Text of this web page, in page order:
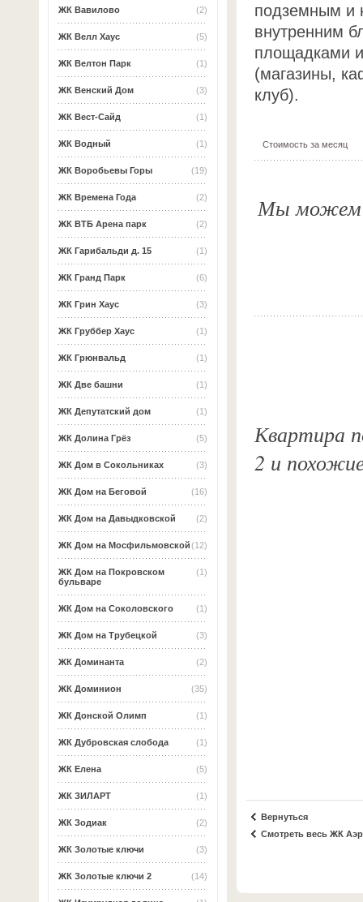
(2)
ЖК Вавилово
(5)
ЖК Велл Хаус
(1)
ЖК Велтон Парк
(3)
ЖК Венский Дом
(1)
ЖК Вест-Сайд
(1)
ЖК Водный
(19)
ЖК Воробьевы Горы
(2)
ЖК Времена Года
(2)
ЖК ВТБ Арена парк
(1)
ЖК Гарибальди д. 15
(6)
ЖК Гранд Парк
(3)
ЖК Грин Хаус
(1)
ЖК Груббер Хаус
(1)
ЖК Грюнвальд
(1)
ЖК Две башни
(1)
ЖК Депутатский дом
(5)
ЖК Долина Грёз
(3)
ЖК Дом в Сокольниках
(16)
ЖК Дом на Беговой
(2)
ЖК Дом на Давыдковской
(12)
ЖК Дом на Мосфильмовской
(1)
ЖК Дом на Покровском
бульваре
(1)
ЖК Дом на Соколовского
(3)
ЖК Дом на Трубецкой
(2)
ЖК Доминанта
(35)
ЖК Доминион
(1)
ЖК Донской Олимп
(1)
ЖК Дубровская слобода
(5)
ЖК Елена
(1)
ЖК ЗИЛАРТ
(2)
ЖК Зодиак
(3)
ЖК Золотые ключи
(14)
ЖК Золотые ключи 2
подземным и
внутренним
площадками и
(магазины,
клуб).
Стоимость за месяц
Мы можем
Квартира
2 и
Вернуться
Смотреть весь ЖК